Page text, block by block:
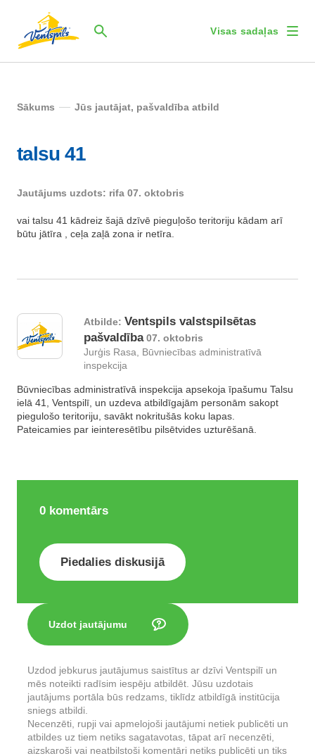
Visas sadaļas
Sākums Jūs jautājat, pašvaldība atbild
talsu 41
Jautājums uzdots: rifa 07. oktobris
vai talsu 41 kādreiz šajā dzīvē pieguļošo teritoriju kādam arī
būtu jātīra , ceļa zaļā zona ir netīra.
Atbilde: Ventspils valstspilsētas
pašvaldība07. oktobris
Jurģis Rasa, Būvniecības administratīvā
inspekcija
Būvniecības administratīvā inspekcija apsekoja īpašumu Talsu
ielā 41, Ventspilī, un uzdeva atbildīgajām personām sakopt
piegulošo teritoriju, savākt nokritušās koku lapas.
Pateicamies par ieinteresētību pilsētvides uzturēšanā.
0 komentārs
Piedalies diskusijā
Uzdot jautājumu
Uzdod jebkurus jautājumus saistītus ar dzīvi Ventspilī un
mēs noteikti radīsim iespēju atbildēt. Jūsu uzdotais
jautājums portāla būs redzams, tiklīdz atbildīgā institūcija
sniegs atbildi.
Necenzēti, rupji vai apmelojoši jautājumi netiek publicēti un
atbildes uz tiem netiks sagatavotas, tāpat arī necenzēti,
aizskaroši vai neatbilstoši komentāri netiks publicēti un tiks